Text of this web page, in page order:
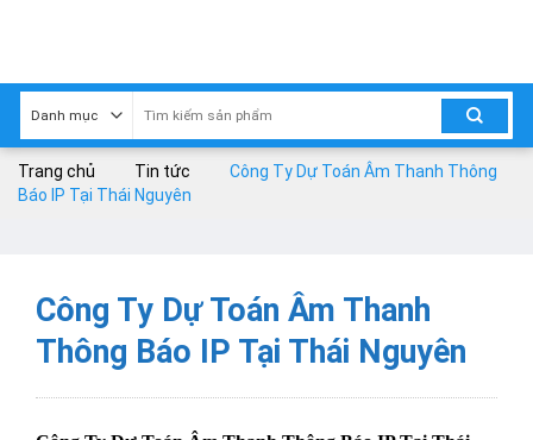
Trang chủ Tin tức
Công Ty Dự Toán Âm Thanh Thông
Báo IP Tại Thái Nguyên
Công Ty Dự Toán Âm Thanh
Thông Báo IP Tại Thái Nguyên